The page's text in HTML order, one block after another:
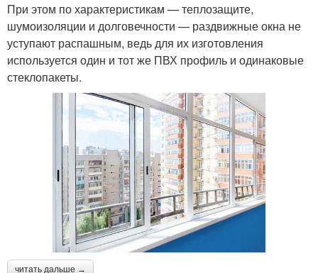
При этом по характеристикам — теплозащите,
шумоизоляции и долговечности — раздвижные окна не
уступают распашным, ведь для их изготовления
используется один и тот же ПВХ профиль и одинаковые
стеклопакеты.
читать дальше →